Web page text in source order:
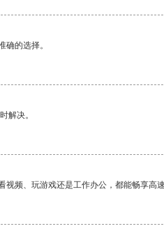
的选择。
解决。
频、玩游戏还是工作办公，都能畅享